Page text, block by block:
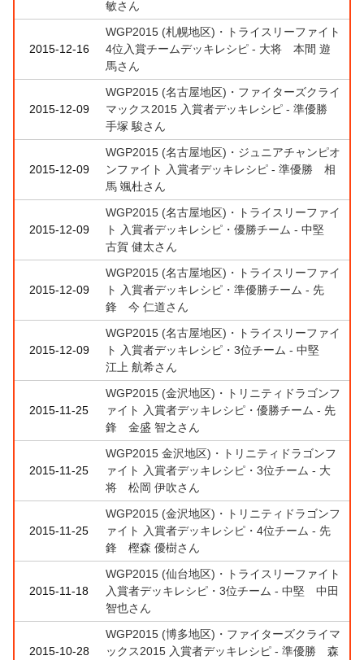
敏さん
2015-12-16
WGP2015 (札幌地区)・トライスリーファイト
4位入賞チームデッキレシピ - 大将 本間 遊
馬さん
2015-12-09
WGP2015 (名古屋地区)・ファイターズクライ
マックス2015 入賞者デッキレシピ - 準優勝
手塚 駿さん
2015-12-09
WGP2015 (名古屋地区)・ジュニアチャンピオ
ンファイト 入賞者デッキレシピ - 準優勝 相
馬 颯杜さん
2015-12-09
WGP2015 (名古屋地区)・トライスリーファイ
ト 入賞者デッキレシピ・優勝チーム - 中堅
古賀 健太さん
2015-12-09
WGP2015 (名古屋地区)・トライスリーファイ
ト 入賞者デッキレシピ・準優勝チーム - 先
鋒 今 仁道さん
2015-12-09
WGP2015 (名古屋地区)・トライスリーファイ
ト 入賞者デッキレシピ・3位チーム - 中堅
江上 航希さん
2015-11-25
WGP2015 (金沢地区)・トリニティドラゴンフ
ァイト 入賞者デッキレシピ・優勝チーム - 先
鋒 金盛 智之さん
2015-11-25
WGP2015 金沢地区)・トリニティドラゴンフ
ァイト 入賞者デッキレシピ・3位チーム - 大
将 松岡 伊吹さん
2015-11-25
WGP2015 (金沢地区)・トリニティドラゴンフ
ァイト 入賞者デッキレシピ・4位チーム - 先
鋒 樫森 優樹さん
2015-11-18
WGP2015 (仙台地区)・トライスリーファイト
入賞者デッキレシピ・3位チーム - 中堅 中田
智也さん
2015-10-28
WGP2015 (博多地区)・ファイターズクライマ
ックス2015 入賞者デッキレシピ - 準優勝 森